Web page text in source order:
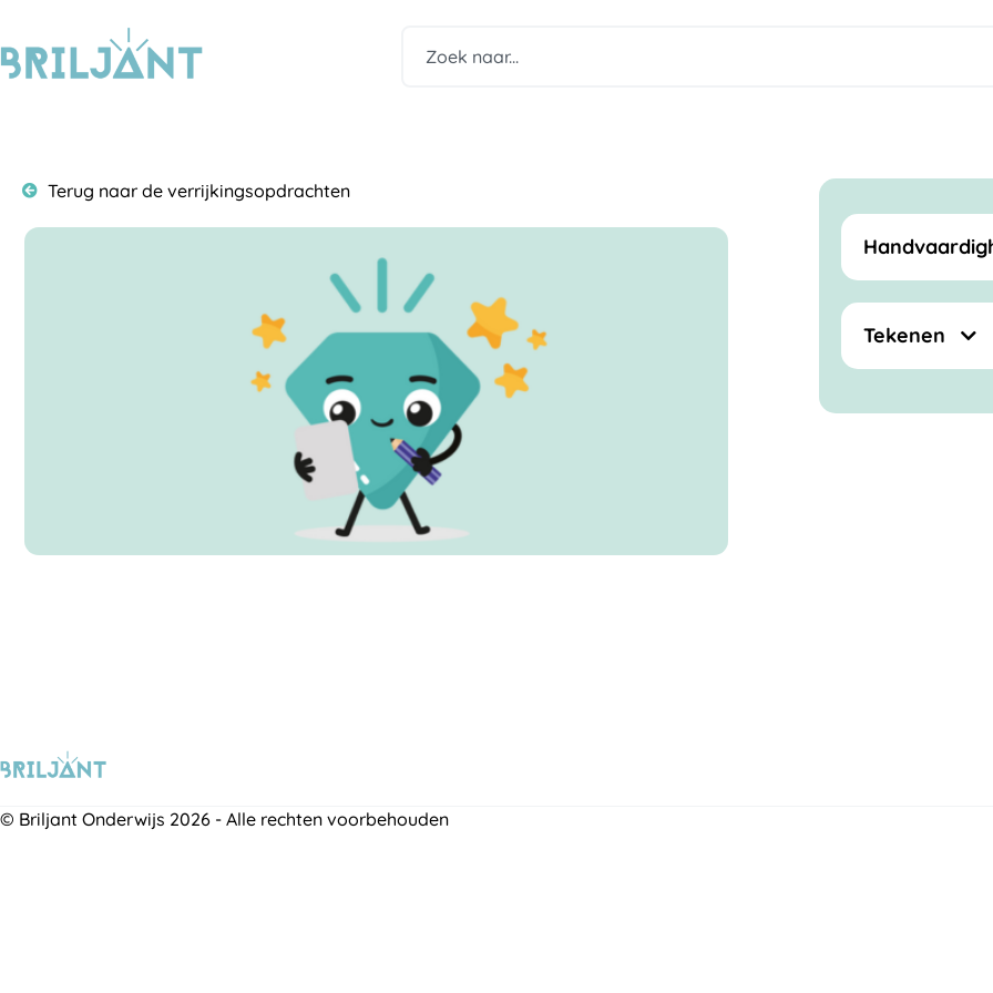
de
inhoud
Terug naar de verrijkingsopdrachten
Tekenen
© Briljant Onderwijs 2026 - Alle rechten voorbehouden